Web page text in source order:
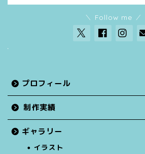
＼ Follow me ／
プロフィール
制作実績
ギャラリー
イラスト